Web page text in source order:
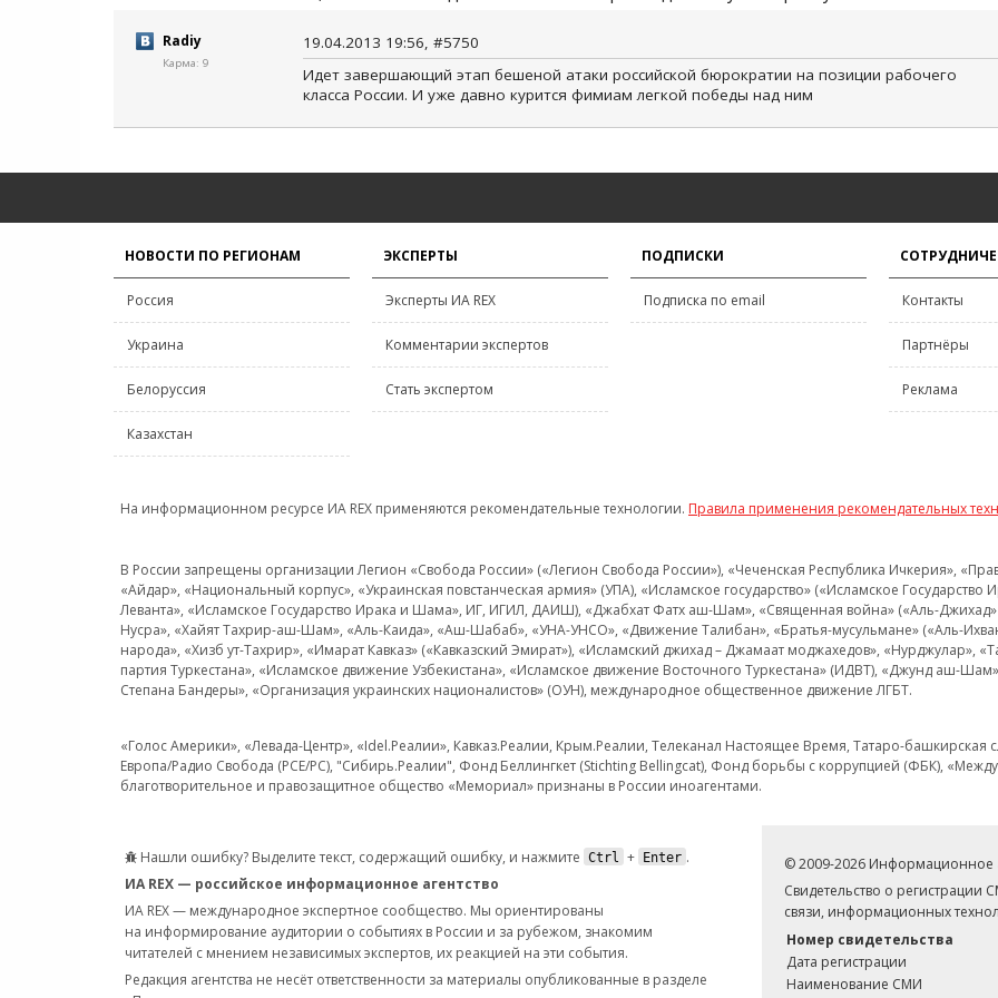
Radiy
Карма: 9
19.04.2013 19:56, #5750
Идет завершающий этап бешеной атаки российской бюрократии на позиции рабочего
класса России. И уже давно курится фимиам легкой победы над ним
НОВОСТИ ПО РЕГИОНАМ
Россия
Украина
Белоруссия
Казахстан
ЭКСПЕРТЫ
Эксперты ИА REX
Комментарии экспертов
Стать экспертом
ПОДПИСКИ
Подписка по email Контакты
Партнёры
Реклама
На информационном ресурсе ИА REX применяются рекомендательные технологии. Правила применения рекомендательных
В России запрещены организации Легион «Свобода России» («Легион Свобода России»), «Чеченская Республика Ичкерия»,
«Айдар», «Национальный корпус», «Украинская повстанческая армия» (УПА), «Исламское государство» («Исламское
Леванта», «Исламское Государство Ирака и Шама», ИГ, ИГИЛ, ДАИШ), «Джабхат Фатх аш-Шам», «Священная война» («Аль-Джихад»
Нусра», «Хайят Тахрир-аш-Шам», «Аль-Каида», «Аш-Шабаб», «УНА-УНСО», «Движение Талибан», «Братья-мусульмане» («Аль-
народа», «Хизб ут-Тахрир», «Имарат Кавказ» («Кавказский Эмират»), «Исламский джихад – Джамаат моджахедов», «Нурджулар»,
партия Туркестана», «Исламское движение Узбекистана», «Исламское движение Восточного Туркестана» (ИДВТ), «Джунд аш-
Степана Бандеры», «Организация украинских националистов» (ОУН), международное общественное движение ЛГБТ.
«Голос Америки», «Левада-Центр», «Idel.Реалии», Кавказ.Реалии, Крым.Реалии, Телеканал Настоящее Время, Татаро-
Европа/Радио Свобода (PCE/PC), "Сибирь.Реалии", Фонд Беллингкет (Stichting Bellingcat), Фонд борьбы с коррупцией (ФБК),
благотворительное и правозащитное общество «Мемориал» признаны в России иноагентами.
Нашли ошибку? Выделите текст, содержащий ошибку, и нажмите Ctrl + Enter .
ИА REX — российское информационное агентство
ИА REX — международное экспертное сообщество. Мы ориентированы
на информирование аудитории о событиях в России и за рубежом, знакомим
читателей с мнением независимых экспертов, их реакцией на эти события.
Редакция агентства не несёт ответственности за материалы опубликованные в разделе
© 2009-2026 Информационное
Свидетельство о
связи, информационных
Номер свидетельства
Дата регистрации
Наименование СМИ